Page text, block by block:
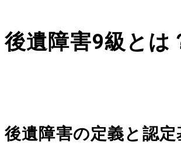
後遺障害9級とは
後遺障害の定義と認定